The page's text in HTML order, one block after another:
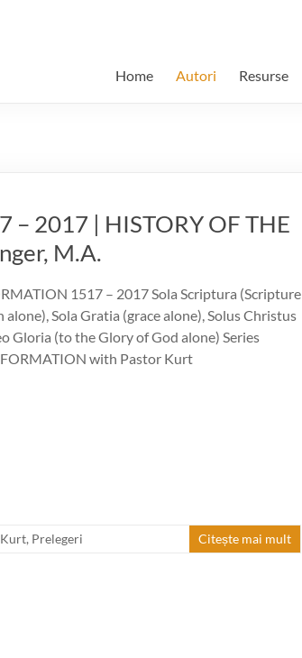
Home Autori Resurse
– 2017 | HISTORY OF THE
M.A.
1517 – 2017 Sola Scriptura (Scripture
alone), Sola Gratia (grace alone), Solus Christus
Gloria (to the Glory of God alone) Series
with Pastor Kurt
Kurt, Prelegeri Citește mai mult